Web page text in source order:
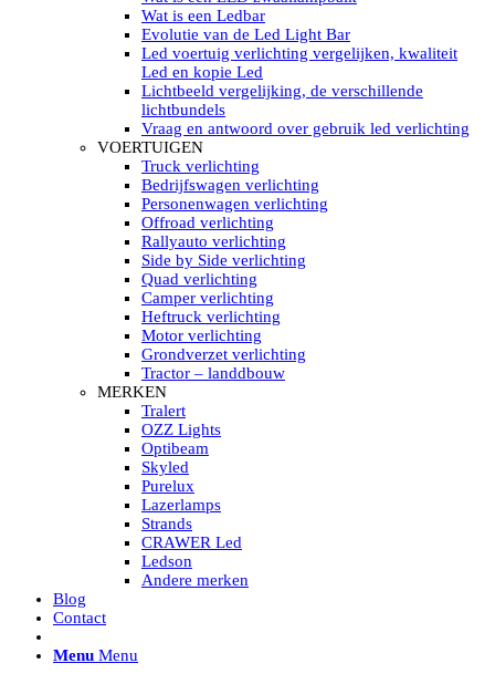
Electrische Led zoeklamp Allremote
Electrisch Led zoeklicht Golight
Marinco Roestvrijstaal Led zoeklicht
Elektrisch Led zoeklicht diverse
Led zoeklamp accessoires ALLremote
Led zoeklicht 230V
Subcategorieën Led zoeklichten
HELLA MARINE LED
Sea Hawk – Light Bars
Sea Hawk – Light Bars – Edge Light
Sea Hawk – Work Lights
RokLUME Led werklampen
HypaLUME Led werklampen
Subcategorieën Hella Marine Led
LED STRIPS
Led strip flexibel Click & Go
Led strip RGB op rol
Led strip IP68 waterdicht
Led strip kleur wit
Led strips Vantage
Led strip met ingebouwde accu
Subcategorieën Led strips
LED INTERIEUR VERLICHTING
Led verlichting interieur PIR / Touch
LED Armatuur met Strip 220V
Led strips
Subcategorieën Led interieur
PORTABLE ACCU LED LAMP
Led hoofdlamp
Camping led verlichting
Led zaklamp
Accu werklamp
ACCESSOIRES/ AANSLUITMATERIAAL
Wat is een Ledbar
Evolutie van de Led Light Bar
Led voertuig verlichting vergelijken, kwaliteit
Led en kopie Led
Lichtbeeld vergelijking, de verschillende
lichtbundels
Vraag en antwoord over gebruik led verlichting
VOERTUIGEN
Truck verlichting
Bedrijfswagen verlichting
Personenwagen verlichting
Offroad verlichting
Rallyauto verlichting
Side by Side verlichting
Quad verlichting
Camper verlichting
Heftruck verlichting
Motor verlichting
Grondverzet verlichting
Tractor – landdbouw
MERKEN
Tralert
OZZ Lights
Optibeam
Skyled
Purelux
Lazerlamps
Strands
CRAWER Led
Ledson
Andere merken
Blog
Contact
Menu Menu